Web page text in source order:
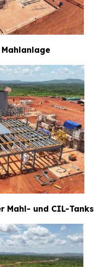
Mahl- und CIL-Tanks